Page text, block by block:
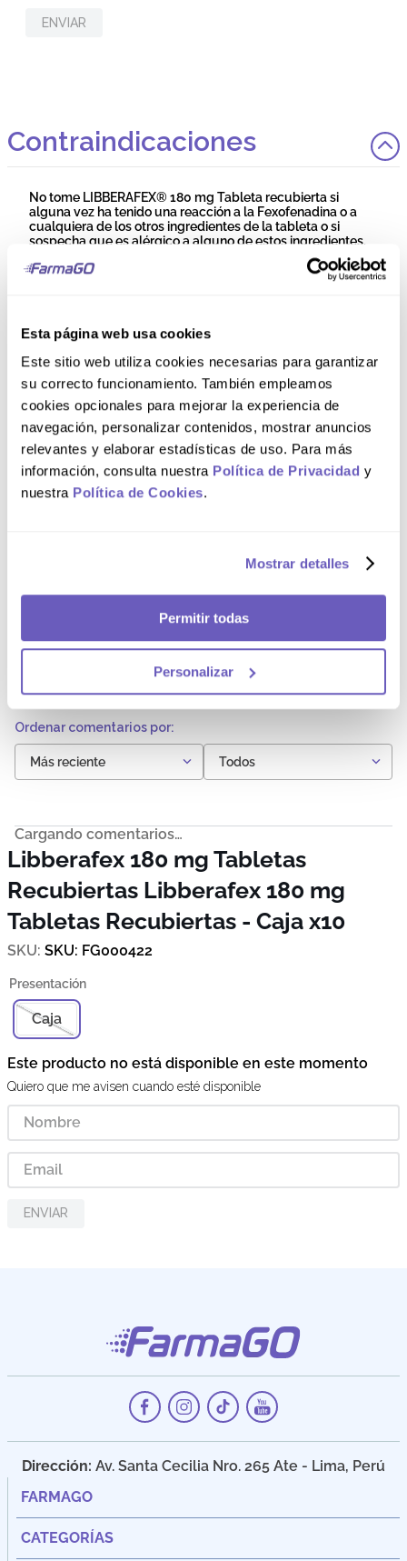
Esta página web usa cookies
Este sitio web utiliza cookies necesarias para garantizar
su correcto funcionamiento. También empleamos
cookies opcionales para mejorar la experiencia de
navegación, personalizar contenidos, mostrar anuncios
relevantes y elaborar estadísticas de uso. Para más
información, consulta nuestra Política de Privacidad y
nuestra Política de Cookies.
Mostrar detalles
Permitir todas
Personalizar
ENVIAR
Contraindicaciones
No tome LIBBERAFEX® 180 mg Tableta recubierta si
alguna vez ha tenido una reacción a la Fexofenadina o a
cualquiera de los otros ingredientes de la tableta o si
sospecha que es alérgico a alguno de estos ingredientes.
Precauciones y Advertencias
Consulte a su médico, farmacéutico o enfermero antes de
empezar a tomar LIBBERAFEX® 180 mg Tableta recubierta
si tiene problemas con el funcionamiento del higado o los
riñones; es un paciente de edad avanzada; tiene o ha tenido
una enfermedad del corazón, ya que este tipo de
medicamento puede producir un latido más rápido del
corazón (taquicardia) o latido irregular (palpitaciones). Para
mayor información, leer el inserto.
Composición
Cargando el resumen…
Más reciente Todos
Cargando comentarios…
Libberafex 180 mg Tabletas
Recubiertas Libberafex 180 mg
Tabletas Recubiertas - Caja x10
SKU: FG000422
Caja
Este producto no está disponible en este momento
Quiero que me avisen cuando esté disponible
ENVIAR
Dirección: Av. Santa Cecilia Nro. 265 Ate - Lima, Perú
FARMAGO
CATEGORÍAS